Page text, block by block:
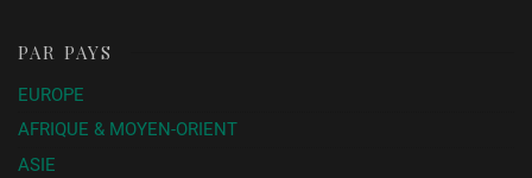
PAR PAYS
EUROPE
AFRIQUE & MOYEN-ORIENT
ASIE